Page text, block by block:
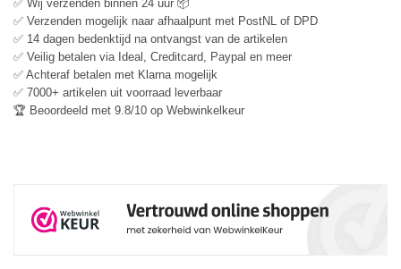
✅ Wij verzenden binnen 24 uur 📦
✅ Verzenden mogelijk naar afhaalpunt met PostNL of DPD
✅ 14 dagen bedenktijd na ontvangst van de artikelen
✅ Veilig betalen via Ideal, Creditcard, Paypal en meer
✅ Achteraf betalen met Klarna mogelijk
✅ 7000+ artikelen uit voorraad leverbaar
🏆 Beoordeeld met 9.8/10 op Webwinkelkeur